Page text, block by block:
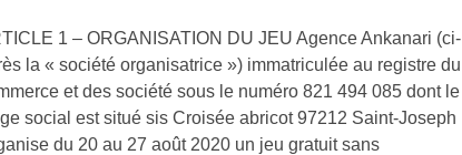
1 – ORGANISATION DU JEU Agence Ankanari (ci-
la « société organisatrice ») immatriculée au registre du
et des société sous le numéro 821 494 085 dont le
social est situé sis Croisée abricot 97212 Saint-Joseph
du 20 au 27 août 2020 un jeu gratuit sans